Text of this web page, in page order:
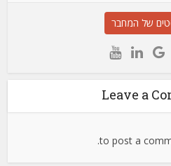
של המחבר
Leave a